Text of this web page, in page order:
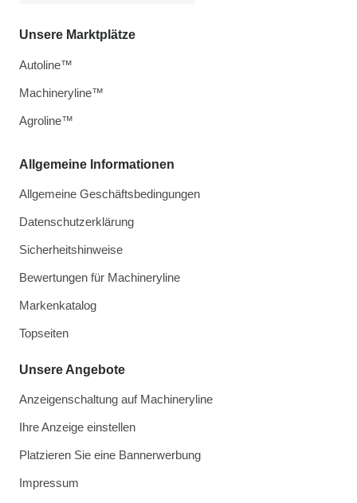
Allgemeine Informationen
Allgemeine Geschäftsbedingungen
Datenschutzerklärung
Sicherheitshinweise
Bewertungen für Machineryline
Markenkatalog
Topseiten
Unsere Angebote
Anzeigenschaltung auf Machineryline
Ihre Anzeige einstellen
Platzieren Sie eine Bannerwerbung
Impressum
Unsere Marktplätze
Autoline™
Machineryline™
Agroline™